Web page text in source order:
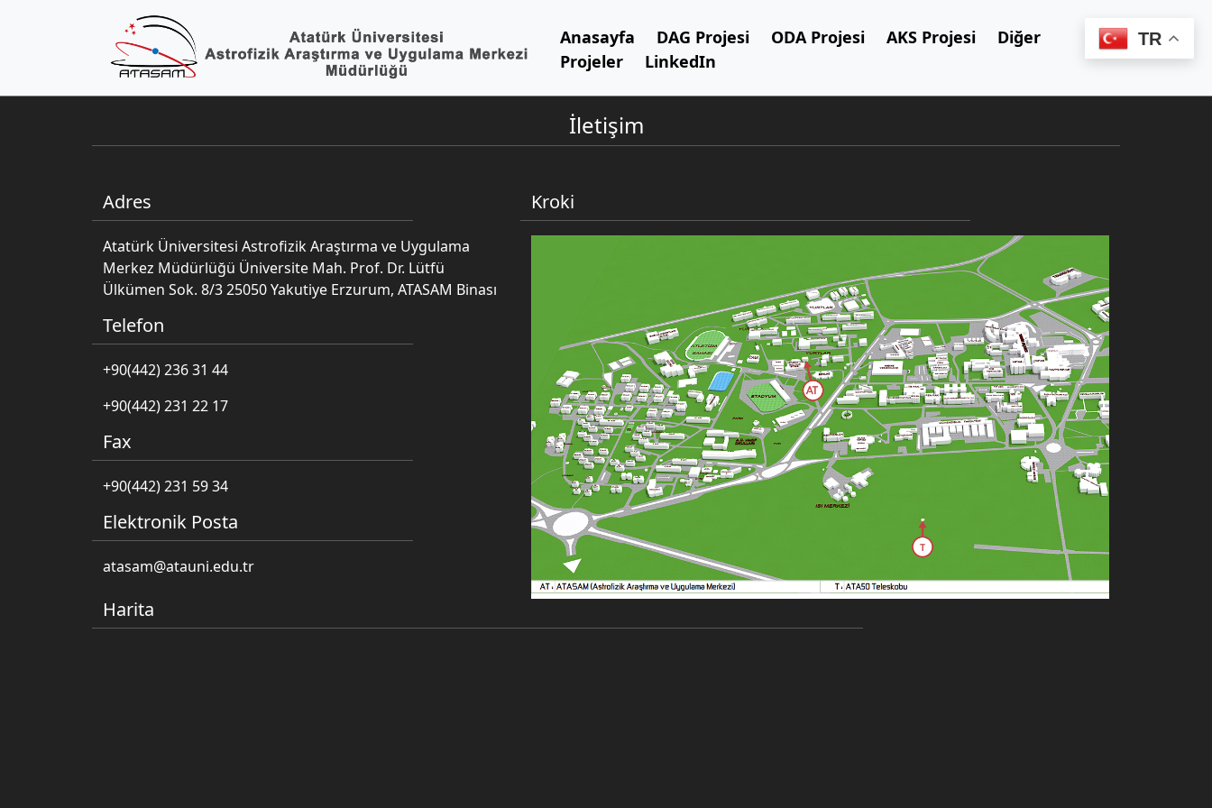
Anasayfa DAG Projesi ODA Projesi AKS Projesi
Diğer
Projeler
LinkedIn
İletişim
Adres
Atatürk Üniversitesi Astrofizik Araştırma ve Uygulama
Merkez Müdürlüğü Üniversite Mah. Prof. Dr. Lütfü
Ülkümen Sok. 8/3 25050 Yakutiye Erzurum, ATASAM Binası
Telefon
+90(442) 236 31 44
+90(442) 231 22 17
Fax
+90(442) 231 59 34
Elektronik Posta
atasam@atauni.edu.tr
Kroki
Harita
TR